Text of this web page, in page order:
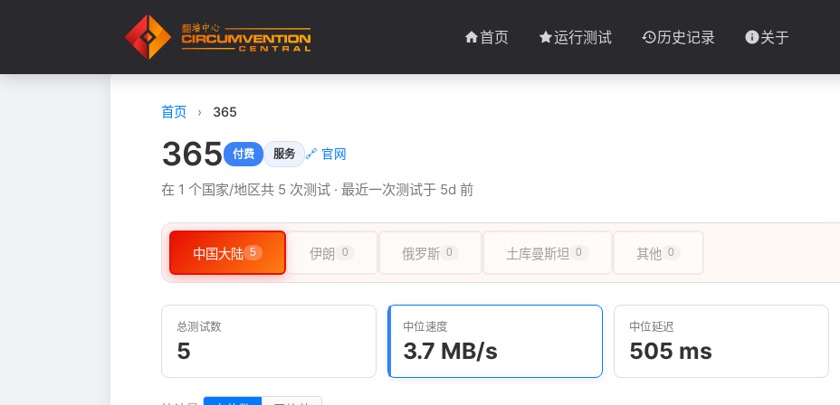
首页 运行测试 历史记录 关于
首页 › 365
365 付费 服务 🔗 官网
在 1 个国家/地区共 5 次测试 · 最近一次测试于 5d 前
中国大陆 5 伊朗 0 俄罗斯 0 土库曼斯坦 0 其他 0
总测试数
5
中位速度
3.7 MB/s
中位延迟
505 ms